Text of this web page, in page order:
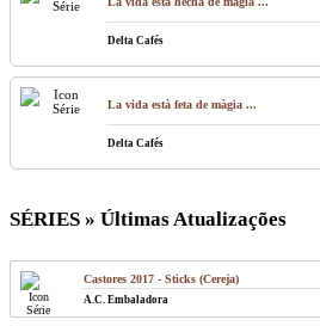
Delta Cafés
La vida està feta de màgia ...
Delta Cafés
SÉRIES » Últimas Atualizações
Castores 2017 - Sticks (Cereja)
A.C. Embaladora